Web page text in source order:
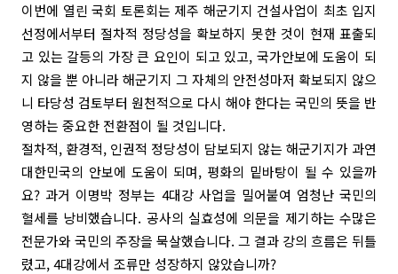
이번에 열린 국회 토론회는 제주 해군기지 건설사업이 최초 입지
선정에서부터 절차적 정당성을 확보하지 못한 것이 현재 표출되
고 있는 갈등의 가장 큰 요인이 되고 있고, 국가안보에 도움이 되
지 않을 뿐 아니라 해군기지 그 자체의 안전성마저 확보되지 않으
니 타당성 검토부터 원천적으로 다시 해야 한다는 국민의 뜻을 반
영하는 중요한 전환점이 될 것입니다.
절차적, 환경적, 인권적 정당성이 담보되지 않는 해군기지가 과연
대한민국의 안보에 도움이 되며, 평화의 밑바탕이 될 수 있을까
요? 과거 이명박 정부는 4대강 사업을 밀어붙여 엄청난 국민의
혈세를 낭비했습니다. 공사의 실효성에 의문을 제기하는 수많은
전문가와 국민의 주장을 묵살했습니다. 그 결과 강의 흐름은 뒤틀
렸고, 4대강에서 조류만 성장하지 않았습니까?